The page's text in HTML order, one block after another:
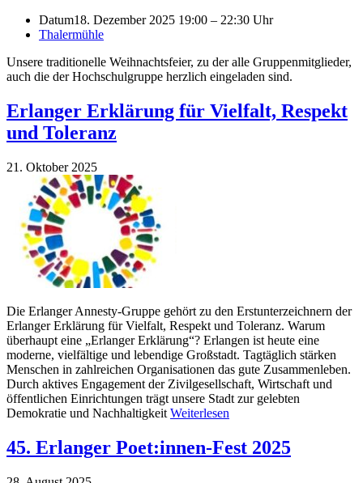
Datum18. Dezember 2025 19:00 – 22:30 Uhr
Thalermühle
Unsere traditionelle Weihnachtsfeier, zu der alle Gruppenmitglieder,
auch die der Hochschulgruppe herzlich eingeladen sind.
Erlanger Erklärung für Vielfalt, Respekt
und Toleranz
21. Oktober 2025
Die Erlanger Annesty-Gruppe gehört zu den Erstunterzeichnern der
Erlanger Erklärung für Vielfalt, Respekt und Toleranz. Warum
überhaupt eine „Erlanger Erklärung“? Erlangen ist heute eine
moderne, vielfältige und lebendige Großstadt. Tagtäglich stärken
Menschen in zahlreichen Organisationen das gute Zusammenleben.
Durch aktives Engagement der Zivilgesellschaft, Wirtschaft und
öffentlichen Einrichtungen trägt unsere Stadt zur gelebten
Demokratie und Nachhaltigkeit Weiterlesen
45. Erlanger Poet:innen-Fest 2025